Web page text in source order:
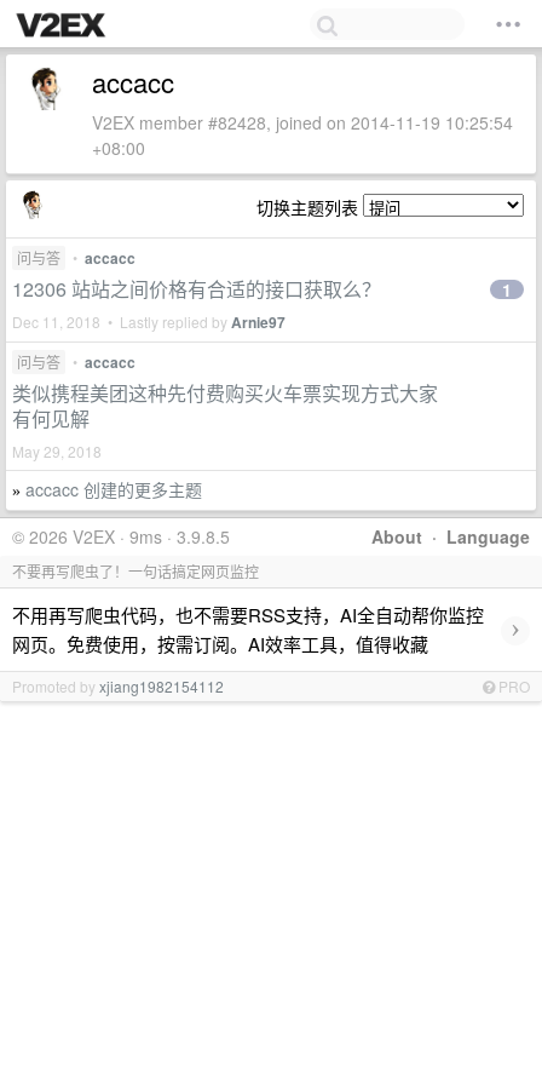
accacc
V2EX member #82428, joined on 2014-11-19 10:25:54
+08:00
切换主题列表
问与答 • accacc
12306 站站之间价格有合适的接口获取么？
Dec 11, 2018 • Lastly replied byArnie97
1
问与答 • accacc
类似携程美团这种先付费购买火车票实现方式大家
有何见解
May 29, 2018
» accacc 创建的更多主题
About · Language
© 2026 V2EX · 9ms · 3.9.8.5
不要再写爬虫了！一句话搞定网页监控
不用再写爬虫代码，也不需要RSS支持，AI全自动帮你监控
网页。免费使用，按需订阅。AI效率工具，值得收藏
›
Promoted byxjiang1982154112 PRO